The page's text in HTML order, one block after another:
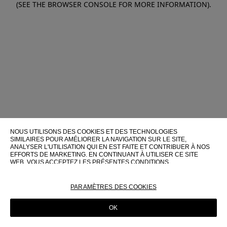
(SEE THE BROWSER CONSOLE FOR MORE INFORMATION).
NOUS UTILISONS DES COOKIES ET DES TECHNOLOGIES
SIMILAIRES POUR AMÉLIORER LA NAVIGATION SUR LE SITE,
ANALYSER L'UTILISATION QUI EN EST FAITE ET CONTRIBUER À NOS
EFFORTS DE MARKETING. EN CONTINUANT À UTILISER CE SITE
WEB, VOUS ACCEPTEZ LES PRÉSENTES CONDITIONS
POUR PLUS D'INFORMATIONS SUR CES TECHNOLOGIES ET LEUR
POLITIQUE EN MATIÈRE DE COOKIES
PARAMÈTRES DES COOKIES
OK